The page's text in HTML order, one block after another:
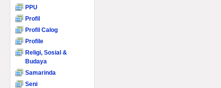
PPU
Profil
Profil Calog
Profile
Religi, Sosial &
Budaya
Samarinda
Seni